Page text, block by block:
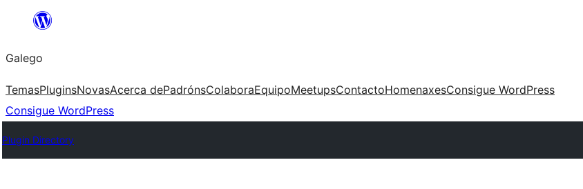
Saltar
contido
Galego
TemasPluginsNovasAcerca dePadrónsColaboraEquipoMeetupsContactoHomenaxesConsigue WordPress
Consigue WordPress
Plugin Directory